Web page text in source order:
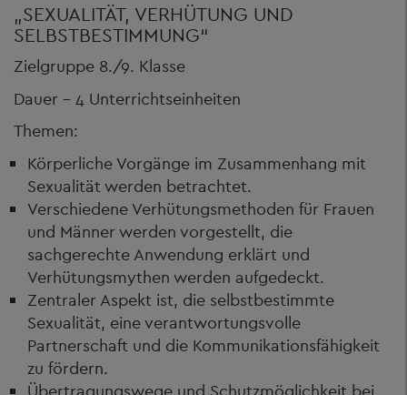
„SEXUALITÄT, VERHÜTUNG UND
SELBSTBESTIMMUNG“
Zielgruppe 8./9. Klasse
Dauer – 4 Unterrichtseinheiten
Themen:
Körperliche Vorgänge im Zusammenhang mit
Sexualität werden betrachtet.
Verschiedene Verhütungsmethoden für Frauen
und Männer werden vorgestellt, die
sachgerechte Anwendung erklärt und
Verhütungsmythen werden aufgedeckt.
Zentraler Aspekt ist, die selbstbestimmte
Sexualität, eine verantwortungsvolle
Partnerschaft und die Kommunikationsfähigkeit
zu fördern.
Übertragungswege und Schutzmöglichkeit bei